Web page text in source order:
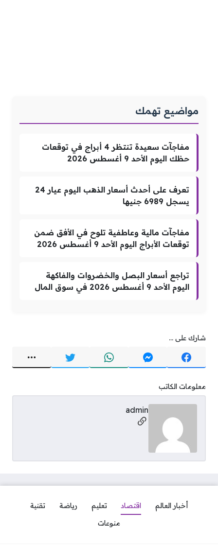
مواضيع تهمك
مفاجآت سعيدة تنتظر 4 أبراج في توقعات
حظك اليوم الأحد 9 أغسطس 2026
تعرف على أحدث أسعار الذهب اليوم عيار 24
يسجل 6989 جنيها
مفاجآت مالية وعاطفية تلوح في الأفق ضمن
توقعات الأبراج اليوم الأحد 9 أغسطس 2026
تراجع أسعار البصل والخضروات والفاكهة
اليوم الأحد 9 أغسطس 2026 في سوق المال
شارك على ...
معلومات الكاتب
admin
مواقع التواصل
أخبار العالم اقتصاد تعليم رياضة
تقنية
منوعات